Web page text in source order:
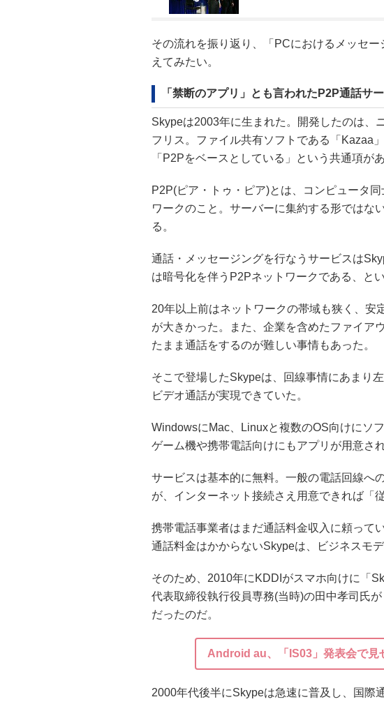
その流れを振り返り、「PCにおけるメッセ
えてみたい。
「禁断のアプリ」とも言われたP2P通話サ
Skypeは2003年に生まれた。開発したのは、
フリス。ファイル共有ソフトである「Kazaa
「P2Pをベースとしている」という共通項があ
P2P(ピア・トゥ・ピア)とは、コンピュータ
ワークのこと。サーバーに集約する形ではな
る。
通話・メッセージングを行なうサービスは
は暗号化を伴うP2Pネットワークである、と
20年以上前はネットワークの帯域も狭く、安
が大きかった。また、企業を含めたファイア
たまま通話をするのが難しい事情もあった。
そこで登場したSkypeは、回線事情にあまり
ビデオ通話が実現できていた。
WindowsにMac、Linuxと複数のOS向けにソ
ゲーム機や携帯電話向けにもアプリが用意され
サービスは基本的に無料。一般の電話回線へ
が、インターネット接続さえ用意できれば「
携帯電話事業者はまだ通話料金収入に頼って
通話料金はかからないSkypeは、ビジネスモ
そのため、2010年にKDDIがスマホ向けに「
代表取締役執行役員専務(当時)の田中孝司氏
だったのだ。
Android au、「IS03」発表会で見
2000年代後半にSkypeは急速に普及し、国際